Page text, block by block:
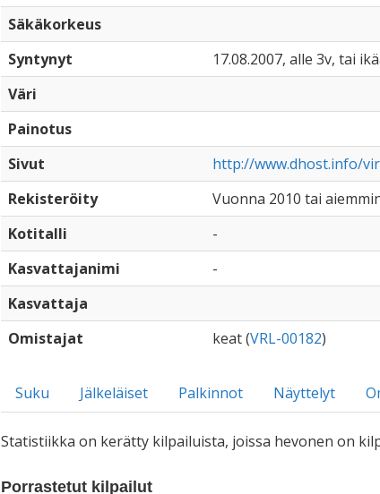
Säkäkorkeus
Syntynyt
17.08.2007, alle 3v, tai
Väri
Painotus
Sivut
http://www.dhost.info/
Rekisteröity
Vuonna 2010 tai
Kotitalli
-
Kasvattajanimi
-
Kasvattaja
Omistajat
keat (VRL-00182)
Suku Jälkeläiset Palkinnot Näyttelyt
Statistiikka on kerätty kilpailuista, joissa hevonen on
Porrastetut kilpailut